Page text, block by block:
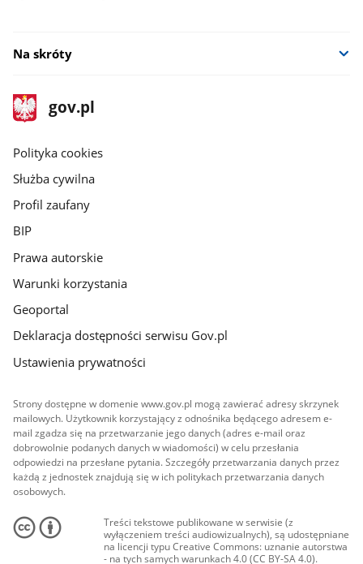
Na skróty
stopka
gov.pl
Strona
gov.pl
gov.pl
Polityka cookies
Służba cywilna
Profil zaufany
BIP
Prawa autorskie
Warunki korzystania
Geoportal
Deklaracja dostępności serwisu Gov.pl
Ustawienia prywatności
Strony dostępne w domenie www.gov.pl mogą zawierać adresy skrzynek
mailowych. Użytkownik korzystający z odnośnika będącego adresem e-
mail zgadza się na przetwarzanie jego danych (adres e-mail oraz
dobrowolnie podanych danych w wiadomości) w celu przesłania
odpowiedzi na przesłane pytania. Szczegóły przetwarzania danych przez
każdą z jednostek znajdują się w ich politykach przetwarzania danych
osobowych.
Treści tekstowe publikowane w serwisie (z
wyłączeniem treści audiowizualnych), są udostępniane
na licencji typu Creative Commons: uznanie autorstwa
- na tych samych warunkach 4.0 (CC BY-SA 4.0).